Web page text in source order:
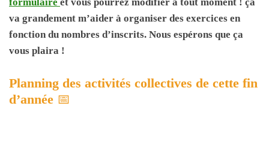
va grandement m’aider à organiser des exercices en
fonction du nombres d’inscrits. Nous espérons que ça
vous plaira !
Planning des activités collectives de cette fin
d’année 📅